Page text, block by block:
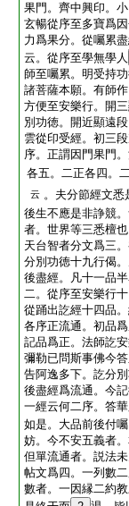
果門。齊中興印。
玄暢從序至多寶爲
力爲果分。從囑累
云。從序至學無學人
師至囑累。明受持
諸菩薩本願。有師
方便至安樂行。開
別功徳。開近顯遠
雲從印受經。初三
序。正謂因門果門
各五。二正各四。
云 。夫分節經文悉
後生不應是非諍競
者。世界等三悉檀
天台智者分文爲三
分別功徳十九行偈
後盡經。凡十一品
二。從序至安樂行
從踊出訖經十四品
各序正流通。初品
記品爲正。法師訖
彌勒已問斯事佛今
告阿逸多下。訖分
後盡經爲流通。今
一經云何二序。答
如是。大品前後付
妨。今不安五義者
但單流通者。説法
帖文爲四。一列數
數者。一因縁二約